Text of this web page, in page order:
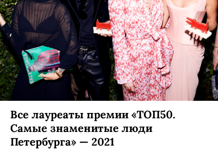
Все лауреаты премии «ТОП50.
Самые знаменитые люди
Петербурга» — 2021